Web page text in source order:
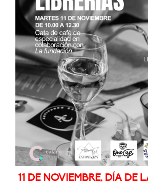
11 DE NOVIEMBRE, DÍA DE